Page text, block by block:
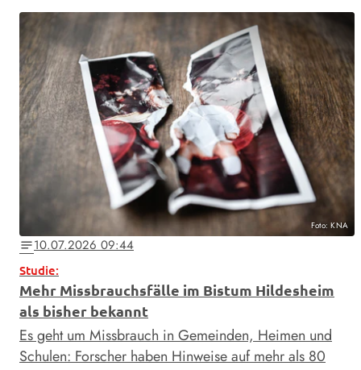
Foto: KNA
notes10.07.2026 09:44
Studie:
Mehr Missbrauchsfälle im Bistum Hildesheim
als bisher bekannt
Es geht um Missbrauch in Gemeinden, Heimen und
Schulen: Forscher haben Hinweise auf mehr als 80